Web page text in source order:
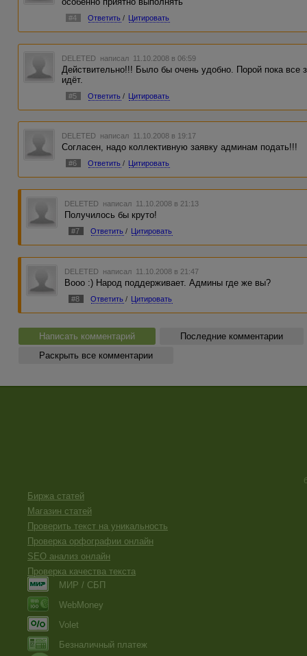
#4 Ответить / Цитировать
DELETED написал 11.10.2008 в 06:59
Действительно!!! Было бы очень удобно. Порой пока все
идёт.
#5 Ответить / Цитировать
DELETED написал 11.10.2008 в 19:17
Согласен, надо коллективную заявку админам подать!!!
#6 Ответить / Цитировать
DELETED написал 11.10.2008 в 21:13
Получилось бы круто!
#7 Ответить / Цитировать
DELETED написал 11.10.2008 в 21:47
Вооо :) Народ поддерживает. Админы где же вы?
#8 Ответить / Цитировать
Написать комментарий
Последние комментарии
Раскрыть все комментарии
Биржа статей
Магазин статей
Проверить текст на уникальность
Проверка орфографии онлайн
SEO анализ онлайн
Проверка качества текста
МИР / СБП
WebMoney
Volet
Безналичный платеж